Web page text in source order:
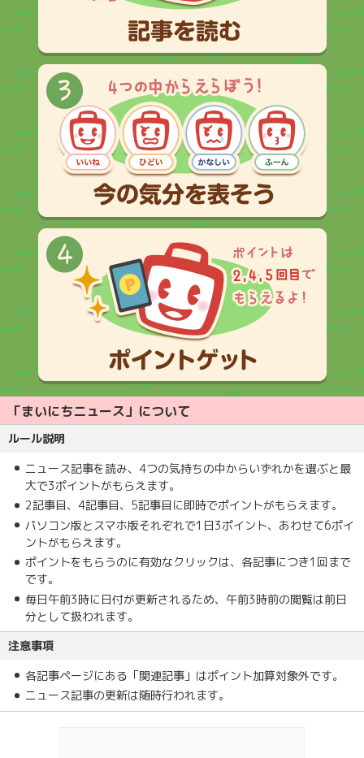
「まいにちニュース」について
ルール説明
ニュース記事を読み、4つの気持ちの中からいずれかを選ぶと最
大で3ポイントがもらえます。
2記事目、4記事目、5記事目に即時でポイントがもらえます。
パソコン版とスマホ版それぞれで1日3ポイント、あわせて6ポイ
ントがもらえます。
ポイントをもらうのに有効なクリックは、各記事につき1回まで
です。
毎日午前3時に日付が更新されるため、午前3時前の閲覧は前日
分として扱われます。
注意事項
各記事ページにある「関連記事」はポイント加算対象外です。
ニュース記事の更新は随時行われます。